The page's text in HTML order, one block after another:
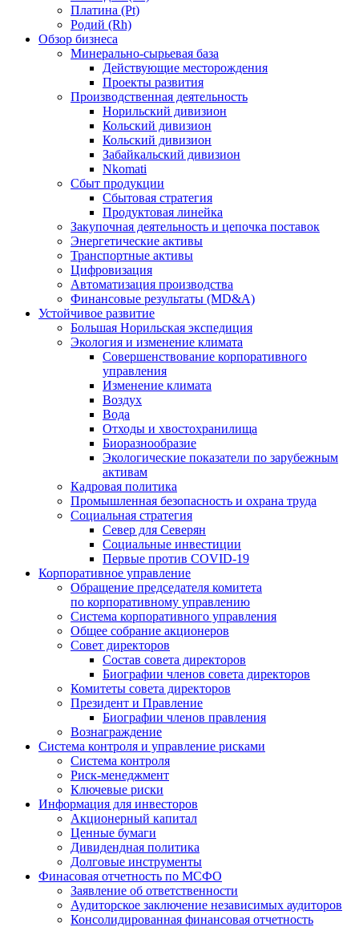
Платина (Pt)
Родий (Rh)
Обзор бизнеса
Минерально-сырьевая база
Действующие месторождения
Проекты развития
Производственная деятельность
Норильский дивизион
Кольский дивизион
Кольский дивизион
Забайкальский дивизион
Nkomati
Сбыт продукции
Сбытовая стратегия
Продуктовая линейка
Закупочная деятельность и цепочка поставок
Энергетические активы
Транспортные активы
Цифровизация
Автоматизация производства
Финансовые результаты (MD&A)
Устойчивое развитие
Большая Норильская экспедиция
Экология и изменение климата
Совершенствование корпоративного
управления
Изменение климата
Воздух
Вода
Отходы и хвостохранилища
Биоразнообразие
Экологические показатели по зарубежным
активам
Кадровая политика
Промышленная безопасность и охрана труда
Социальная стратегия
Север для Северян
Социальные инвестиции
Первые против COVID‑19
Корпоративное управление
Обращение председателя комитета
по корпоративному управлению
Система корпоративного управления
Общее собрание акционеров
Совет директоров
Состав совета директоров
Биографии членов совета директоров
Комитеты совета директоров
Президент и Правление
Биографии членов правления
Вознаграждение
Система контроля и управление рисками
Система контроля
Риск-менеджмент
Ключевые риски
Информация для инвесторов
Акционерный капитал
Ценные бумаги
Дивидендная политика
Долговые инструменты
Финасовая отчетность по МСФО
Заявление об ответственности
Аудиторское заключение независимых аудиторов
Консолидированная финансовая отчетность